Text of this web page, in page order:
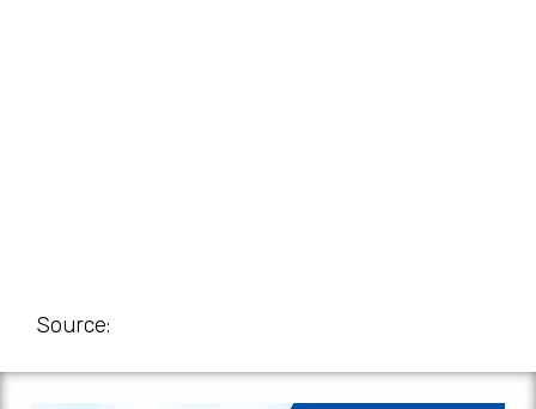
Source: